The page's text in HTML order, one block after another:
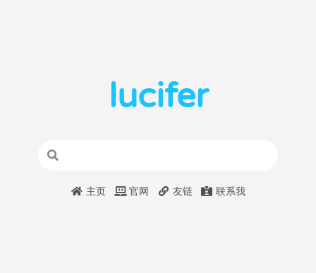
lucifer
主页 官网 友链 联系我